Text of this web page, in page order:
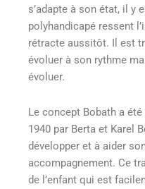
s’adapte à son état, il y
polyhandicapé ressent
rétracte aussitôt. Il est
évoluer à son rythme
évoluer.
Le concept Bobath a
1940 par Berta et Karel
développer et à aider
accompagnement. Ce
de l’enfant qui est